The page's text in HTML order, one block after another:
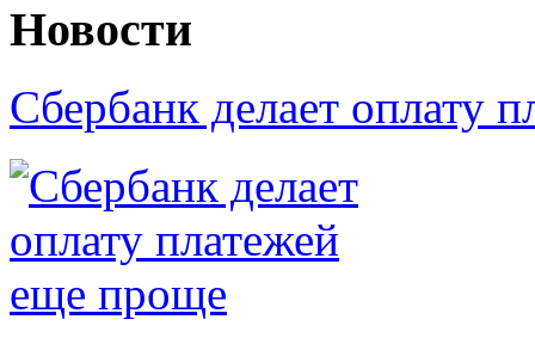
Новости
Сбербанк делает